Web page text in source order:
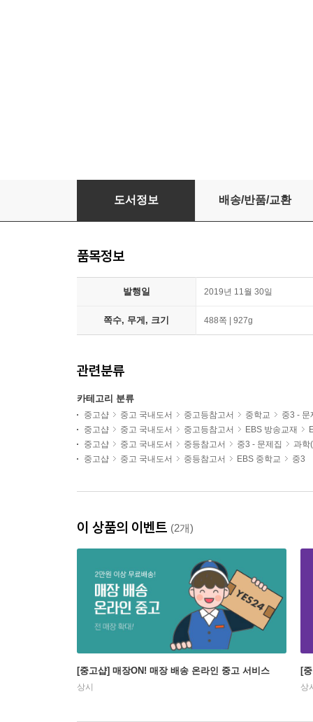
EBS 중학 뉴런 과학 3 (2024년용)
도서정보 배송/반품/교환
품목정보
발행일 2019년 11월 30일
쪽수, 무게, 크기 488쪽 | 927g
관련분류
카테고리 분류
중고샵 중고 국내도서 중고등참고서 중학교
중3 - 문
중고샵
중고 국내도서 중고등참고서 EBS 방송교재
중고샵
중고 국내도서 중등참고서 중3 - 문제집
과학
중고샵
중고 국내도서 중등참고서 EBS 중학교 중3
이 상품의 이벤트 (2개)
[중고샵] 매장ON! 매장 배송 온라인 중고 서비스
상시
[
상